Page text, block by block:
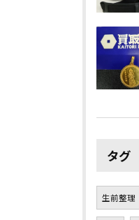
タグ
生前整理